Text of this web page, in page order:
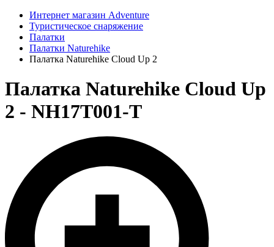
Интернет магазин Adventure
Туристическое снаряжение
Палатки
Палатки Naturehike
Палатка Naturehike Cloud Up 2
Палатка Naturehike Cloud Up
2 - NH17T001-T